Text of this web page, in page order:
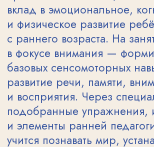
БОЛЬШЕ, ЧЕМ ЗАНЯТИЯ —
ПУТЬ К УВЕРЕННОМУ
БУДУЩЕМУ